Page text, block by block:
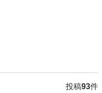
投稿93件